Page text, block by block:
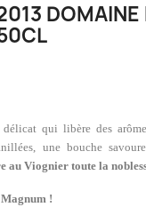
qui libère des
une bouche
Viognier toute la
!